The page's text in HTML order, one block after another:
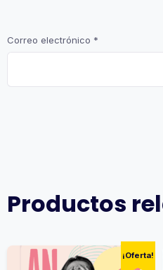
Correo electrónico *
Productos
¡Oferta!